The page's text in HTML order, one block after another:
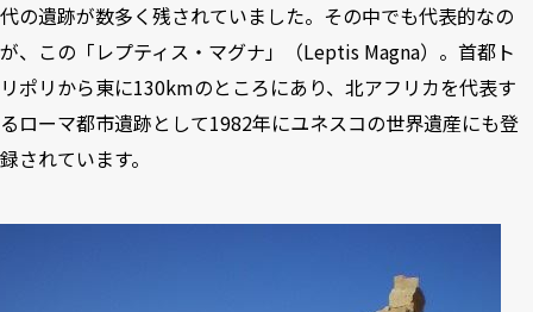
代の遺跡が数多く残されていました。その中でも代表的なの
が、この「レプティス・マグナ」（Leptis Magna）。首都ト
リポリから東に130kmのところにあり、北アフリカを代表す
るローマ都市遺跡として1982年にユネスコの世界遺産にも登
録されています。